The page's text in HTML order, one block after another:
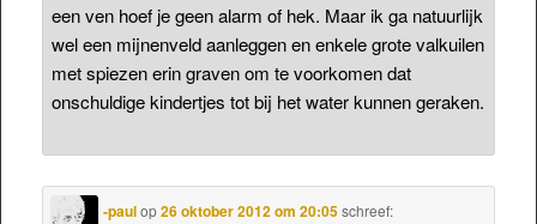
een ven hoef je geen alarm of hek. Maar ik ga natuurlijk
wel een mijnenveld aanleggen en enkele grote valkuilen
met spiezen erin graven om te voorkomen dat
onschuldige kindertjes tot bij het water kunnen geraken.
-paulop26 oktober 2012 om 20:05 schreef: